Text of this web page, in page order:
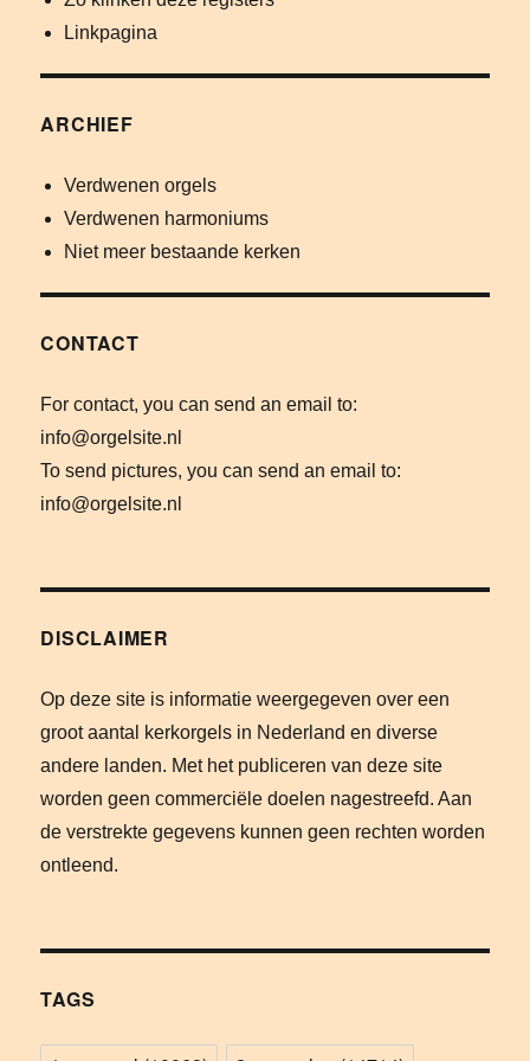
Linkpagina
ARCHIEF
Verdwenen orgels
Verdwenen harmoniums
Niet meer bestaande kerken
CONTACT
For contact, you can send an email to:
info@orgelsite.nl
To send pictures, you can send an email to:
info@orgelsite.nl
DISCLAIMER
Op deze site is informatie weergegeven over een
groot aantal kerkorgels in Nederland en diverse
andere landen. Met het publiceren van deze site
worden geen commerciële doelen nagestreefd. Aan
de verstrekte gegevens kunnen geen rechten worden
ontleend.
TAGS